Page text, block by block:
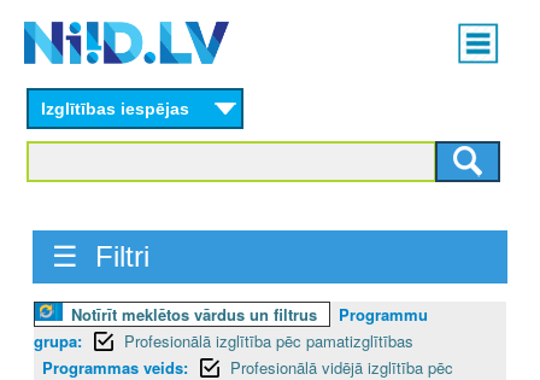
content
Main
menu
Izglītības iespējas
☰ Filtri
Notīrīt meklētos vārdus un filtrus
Programmu
grupa:
Profesionālā izglītība pēc pamatizglītības
Programmas veids:
Profesionālā vidējā izglītība pēc